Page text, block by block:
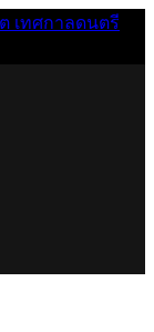
ศกาลดนตรี เพลง